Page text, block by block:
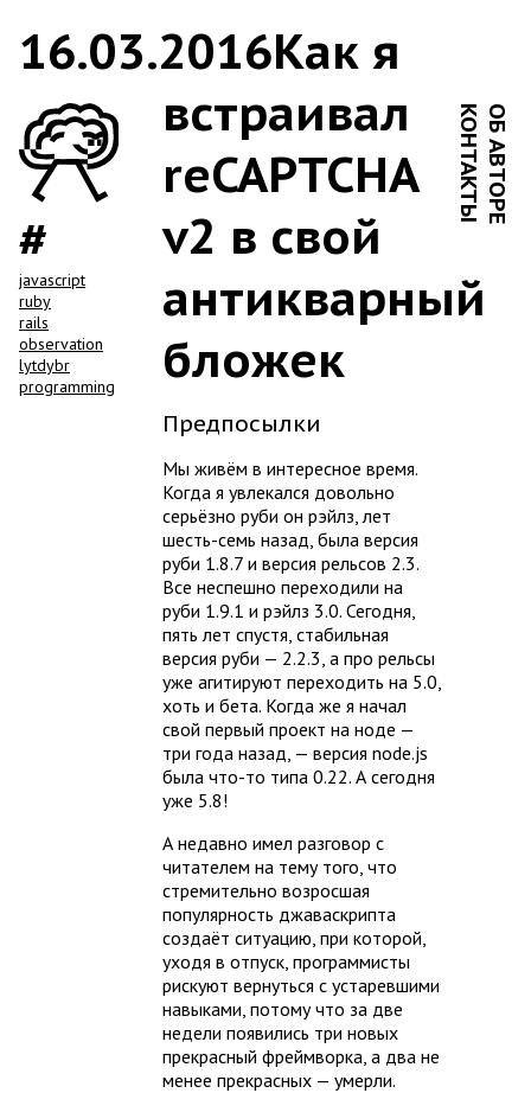
ОБ АВТОРЕ
КОНТАКТЫ
javascript
ruby
rails
observation
lytdybr
programming
16.03.2016Как я
встраивал
reCAPTCHA
v2 в свой
антикварный
бложек
Предпосылки
Мы живём в интересное время.
Когда я увлекался довольно
серьёзно руби он рэйлз, лет
шесть-семь назад, была версия
руби 1.8.7 и версия рельсов 2.3.
Все неспешно переходили на
руби 1.9.1 и рэйлз 3.0. Сегодня,
пять лет спустя, стабильная
версия руби — 2.2.3, а про рельсы
уже агитируют переходить на 5.0,
хоть и бета. Когда же я начал
свой первый проект на ноде —
три года назад, — версия node.js
была что-то типа 0.22. А сегодня
уже 5.8!
А недавно имел разговор с
читателем на тему того, что
стремительно возросшая
популярность джаваскрипта
создаёт ситуацию, при которой,
уходя в отпуск, программисты
рискуют вернуться с устаревшими
навыками, потому что за две
недели появились три новых
прекрасный фреймворка, а два не
менее прекрасных — умерли.